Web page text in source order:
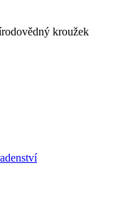
kroužek